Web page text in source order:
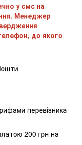
у смс на
Менеджер
до якого
перевізника
200 грн на